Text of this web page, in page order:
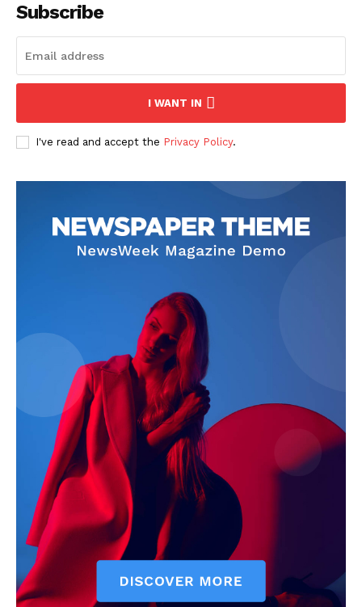
Subscribe
I WANT IN
I've read and accept the Privacy Policy.